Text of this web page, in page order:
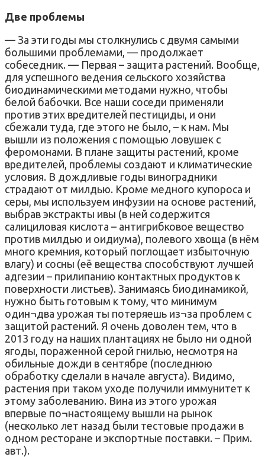
Две проблемы
— За эти годы мы столкнулись с двумя самыми
большими проблемами, — продолжает
собеседник. — Первая – защита растений. Вообще,
для успешного ведения сельского хозяйства
биодинамическими методами нужно, чтобы
белой бабочки. Все наши соседи применяли
против этих вредителей пестициды, и они
сбежали туда, где этого не было, – к нам. Мы
вышли из положения с помощью ловушек с
феромонами. В плане защиты растений, кроме
вредителей, проблемы создают и климатические
условия. В дождливые годы виноградники
страдают от милдью. Кроме медного купороса и
серы, мы используем инфузии на основе растений,
выбрав экстракты ивы (в ней содержится
салициловая кислота – антигрибковое вещество
против милдью и оидиума), полевого хвоща (в нём
много кремния, который поглощает избыточную
влагу) и сосны (её вещества способствуют лучшей
адгезии – прилипанию контактных продуктов к
поверхности листьев). Занимаясь биодинамикой,
нужно быть готовым к тому, что минимум
один¬два урожая ты потеряешь из¬за проблем с
защитой растений. Я очень доволен тем, что в
2013 году на наших плантациях не было ни одной
ягоды, пораженной серой гнилью, несмотря на
обильные дожди в сентябре (последнюю
обработку сделали в начале августа). Видимо,
растения при таком уходе получили иммунитет к
этому заболеванию. Вина из этого урожая
впервые по¬настоящему вышли на рынок
(несколько лет назад были тестовые продажи в
одном ресторане и экспортные поставки. – Прим.
авт.).